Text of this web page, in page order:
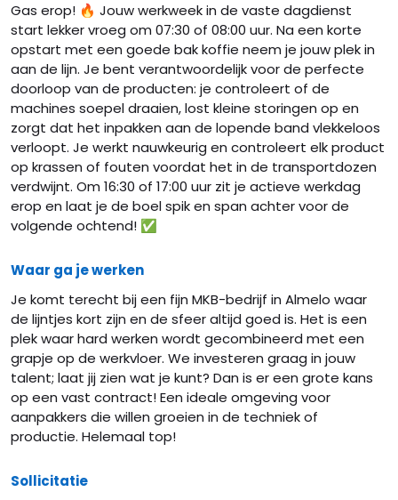
Gas erop! 🔥 Jouw werkweek in de vaste dagdienst
start lekker vroeg om 07:30 of 08:00 uur. Na een korte
opstart met een goede bak koffie neem je jouw plek in
aan de lijn. Je bent verantwoordelijk voor de perfecte
doorloop van de producten: je controleert of de
machines soepel draaien, lost kleine storingen op en
zorgt dat het inpakken aan de lopende band vlekkeloos
verloopt. Je werkt nauwkeurig en controleert elk product
op krassen of fouten voordat het in de transportdozen
verdwijnt. Om 16:30 of 17:00 uur zit je actieve werkdag
erop en laat je de boel spik en span achter voor de
volgende ochtend! ✅
Waar ga je werken
Je komt terecht bij een fijn MKB-bedrijf in Almelo waar
de lijntjes kort zijn en de sfeer altijd goed is. Het is een
plek waar hard werken wordt gecombineerd met een
grapje op de werkvloer. We investeren graag in jouw
talent; laat jij zien wat je kunt? Dan is er een grote kans
op een vast contract! Een ideale omgeving voor
aanpakkers die willen groeien in de techniek of
productie. Helemaal top!
Sollicitatie